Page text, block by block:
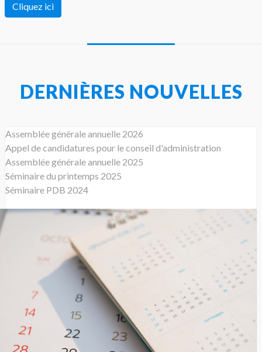
Cliquez ici
DERNIÈRES NOUVELLES
Assemblée générale annuelle 2026
Appel de candidatures pour le conseil d'administration
Assemblée générale annuelle 2025
Séminaire du printemps 2025
Séminaire PDB 2024